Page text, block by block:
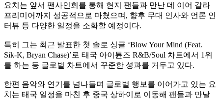
요치는 앞서 팬사인회를 통해 현지 팬들과 만난 데 이어 갈라
프리미어까지 성공적으로 마쳤으며, 향후 무대 인사와 언론 인
터뷰 등 다양한 일정을 소화할 예정이다.
특히 그는 최근 발표한 첫 솔로 싱글 ‘Blow Your Mind (Feat.
Sik-K, Bryan Chase)’로 태국 아이튠즈 R&B/Soul 차트에서 1위
를 하는 등 글로벌 차트에서 꾸준한 성과를 거두고 있다.
한편 음악와 연기를 넘나들며 글로벌 행보를 이어가고 있는 요
치는 태국 일정을 마친 후 중국 상하이로 이동해 팬들과 만날